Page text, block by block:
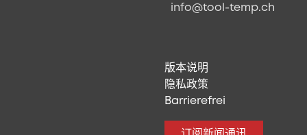
info@tool-temp.ch
版本说明
隐私政策
Barrierefrei